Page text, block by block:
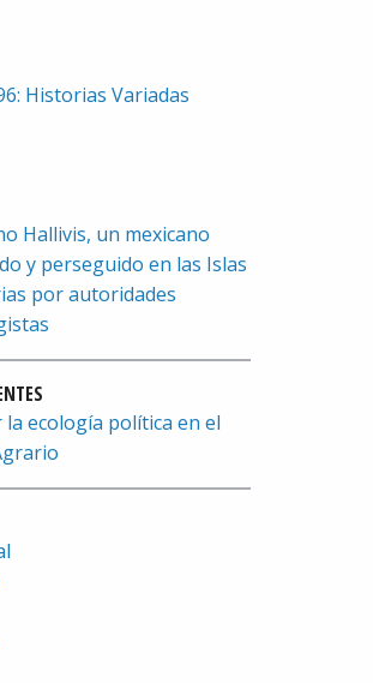
Historias Variadas
Hallivis, un mexicano
y perseguido en las Islas
por autoridades
la ecología política en el